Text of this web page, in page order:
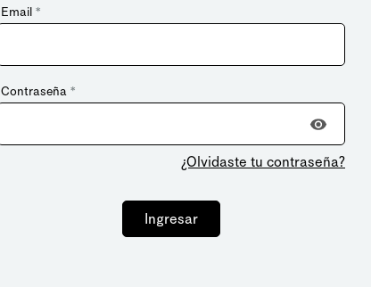
Email *
Contraseña *
¿Olvidaste tu contraseña?
Ingresar